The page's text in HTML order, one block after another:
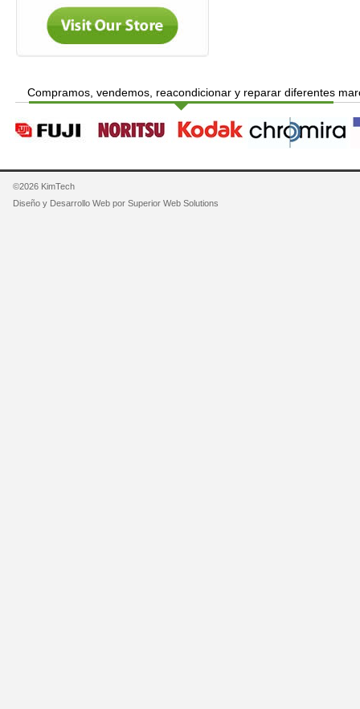
Compramos, vendemos, reacondicionar y reparar diferentes
©2026 KimTech
Diseño y Desarrollo Web por Superior Web Solutions